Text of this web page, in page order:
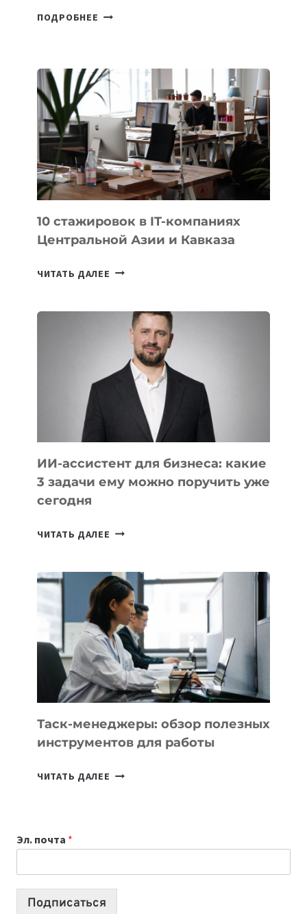
ПОДРОБНЕЕ КАЗАХСТАНСКИЙ
ЗАНЯЛ
ВТОРОЕ
МЕСТО
НА
МЕЖДУНАРОДНОЙ
ОЛИМПИАДЕ
ПО
ИИ
10 стажировок в IT-компаниях
Центральной Азии и Кавказа
ЧИТАТЬ ДАЛЕЕ 10
КОМПАНИЯХ
ЦЕНТРАЛЬНОЙ
АЗИИ
КАВКАЗА
ИИ-ассистент для бизнеса: какие
3 задачи ему можно поручить уже
сегодня
ЧИТАТЬ ДАЛЕЕ ИИ-
БИЗНЕСА:
КАКИЕ
3
ЗАДАЧИ
ЕМУ
МОЖНО
ПОРУЧИТЬ
УЖЕ
СЕГОДНЯ
Таск-менеджеры: обзор полезных
инструментов для работы
ЧИТАТЬ ДАЛЕЕ ТАСК-
РАБОТЫ
Эл. почта *
Подписаться